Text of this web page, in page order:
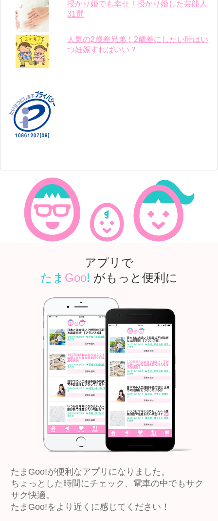
授かり婚でも幸せ！授かり婚した芸能人
31選
人気の2歳差兄弟！2歳差にしたい時はい
つ妊娠すればいい？
アプリで
たま Goo! がもっと便利に
たまGoo!が便利なアプリになりました。
ちょっとした時間にチェック、電車の中でもサク
サク快適。
たまGoo!をより近くに感じてください！